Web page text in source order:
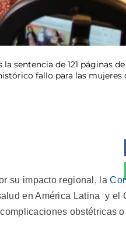
sentencia de 121
fallo para las
su impacto regional, la
en América Latina y el
obstétricas